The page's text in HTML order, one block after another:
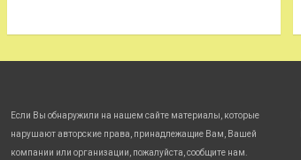
Если Вы обнаружили на нашем сайте материалы, которые
нарушают авторские права, принадлежащие Вам, Вашей
компании или организации, пожалуйста, сообщите нам.